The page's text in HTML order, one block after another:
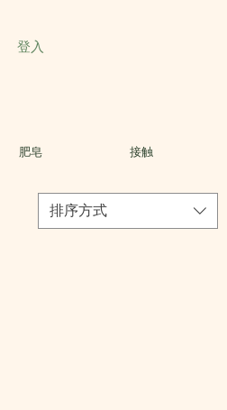
登入
肥皂 接触
排序方式